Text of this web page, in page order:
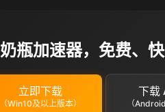
奶瓶加速器，免费、
立即下载
（Win10及以上版本）
下载
（